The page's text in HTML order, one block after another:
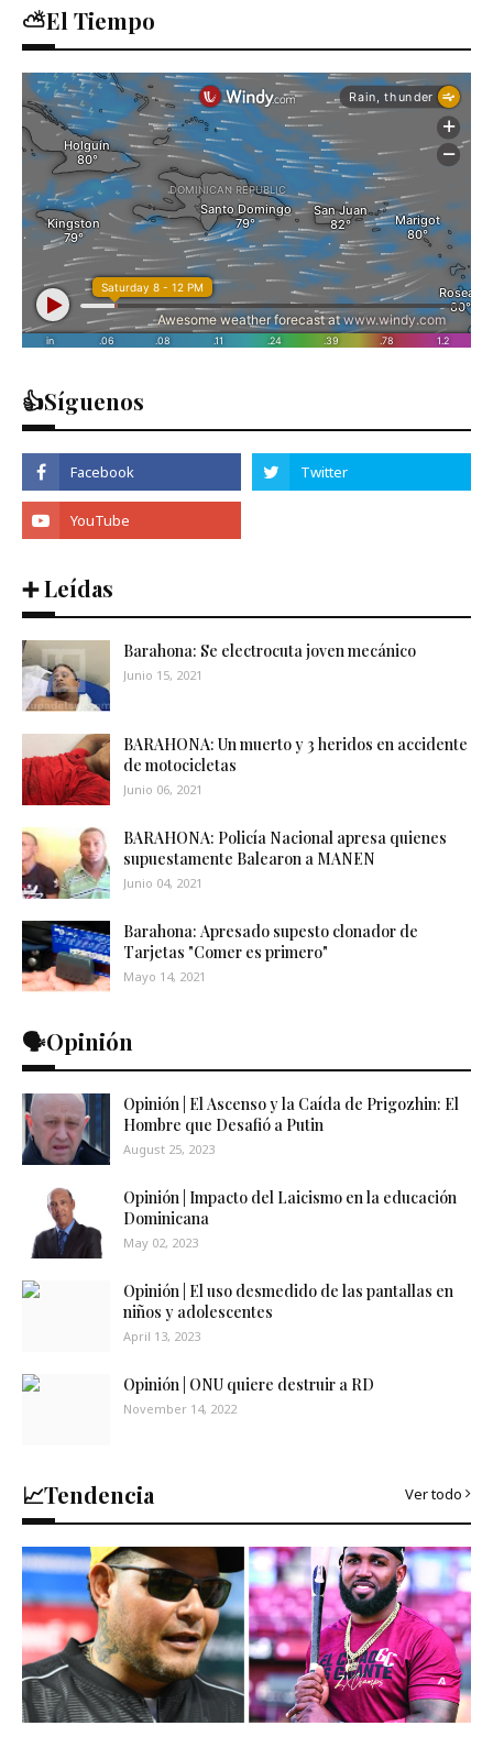
⛅El Tiempo
👍Síguenos
➕ Leídas
Barahona: Se electrocuta joven mecánico
Junio 15, 2021
BARAHONA: Un muerto y 3 heridos en accidente
de motocicletas
Junio 06, 2021
BARAHONA: Policía Nacional apresa quienes
supuestamente Balearon a MANEN
Junio 04, 2021
Barahona: Apresado supesto clonador de
Tarjetas "Comer es primero"
Mayo 14, 2021
🗣️Opinión
Opinión | El Ascenso y la Caída de Prigozhin: El
Hombre que Desafió a Putin
August 25, 2023
Opinión | Impacto del Laicismo en la educación
Dominicana
May 02, 2023
Opinión | El uso desmedido de las pantallas en
niños y adolescentes
April 13, 2023
Opinión | ONU quiere destruir a RD
November 14, 2022
📈Tendencia Ver todo